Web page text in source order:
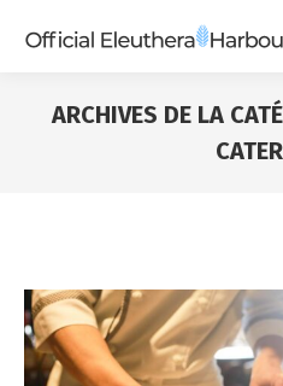
ARCHIVES DE LA